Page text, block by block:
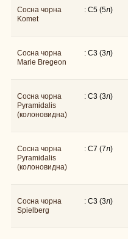
Сосна чорна
Komet
: C5 (5л)
Сосна чорна
Marie Bregeon
: C3 (3л)
Сосна чорна
Pyramidalis
(колоновидна)
: C3 (3л)
Сосна чорна
Pyramidalis
(колоновидна)
: C7 (7л)
Сосна чорна
Spielberg
: C3 (3л)